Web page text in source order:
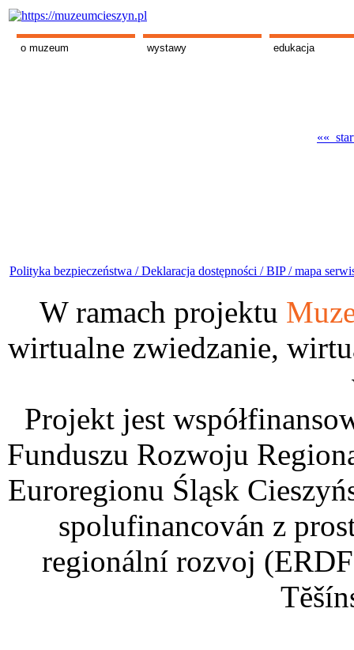
o muzeum wystawy edukacja
««
Polityka bezpieczeństwa /Deklaracja dostępności /BIP /mapa
W ramach projektu
wirtualne zwiedzanie,
Projekt jest
Funduszu Rozwoju
Euroregionu Śląsk
spolufinancován z
regionální rozvoj